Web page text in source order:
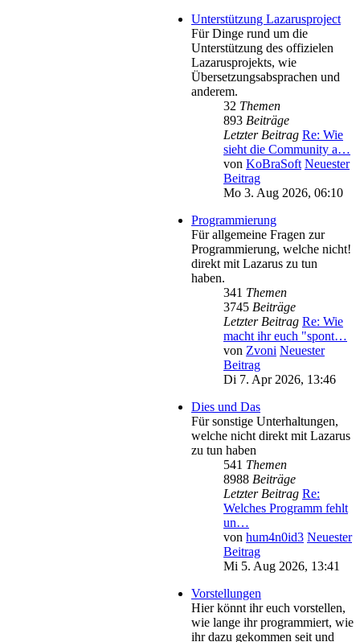
Unterstützung Lazarusproject
Für Dinge rund um die
Unterstützung des offizielen
Lazarusprojekts, wie
Übersetzungsabsprachen und
anderem.
32 Themen
893 Beiträge
Letzter Beitrag Re: Wie
sieht die Community a…
von KoBraSoft Neuester
Beitrag
Mo 3. Aug 2026, 06:10
Programmierung
Für allgemeine Fragen zur
Programmierung, welche nicht!
direkt mit Lazarus zu tun
haben.
341 Themen
3745 Beiträge
Letzter Beitrag Re: Wie
macht ihr euch "spont…
von Zvoni Neuester
Beitrag
Di 7. Apr 2026, 13:46
Dies und Das
Für sonstige Unterhaltungen,
welche nicht direkt mit Lazarus
zu tun haben
541 Themen
8988 Beiträge
Letzter Beitrag Re:
Welches Programm fehlt
un…
von hum4n0id3 Neuester
Beitrag
Mi 5. Aug 2026, 13:41
Vorstellungen
Hier könnt ihr euch vorstellen,
wie lange ihr programmiert, wie
ihr dazu gekommen seit und